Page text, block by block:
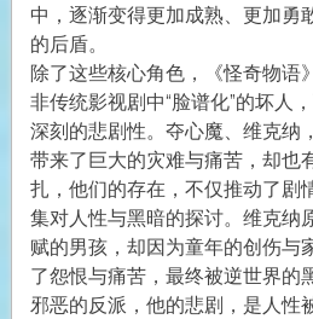
中，逐渐变得更加成熟、更加勇
的后盾。
除了这些核心角色，《怪奇物语
非传统影视剧中“脸谱化”的坏人
深刻的悲剧性。夺心魔、维克纳
带来了巨大的灾难与痛苦，却也
扎，他们的存在，不仅推动了剧
集对人性与黑暗的探讨。维克纳
赋的男孩，却因为童年的创伤与
了怨恨与痛苦，最终被逆世界的
邪恶的反派，他的悲剧，是人性